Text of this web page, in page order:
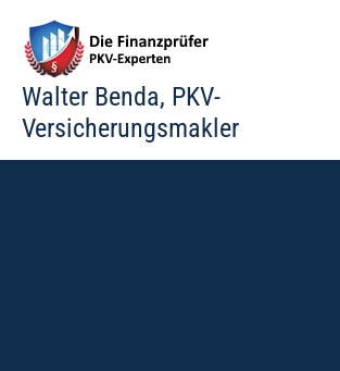
Inhalt
springen
Walter Benda, PKV-
Versicherungsmakler